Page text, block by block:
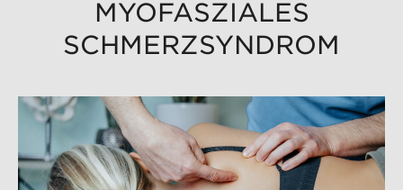
MYOFASZIALES
SCHMERZSYNDROM